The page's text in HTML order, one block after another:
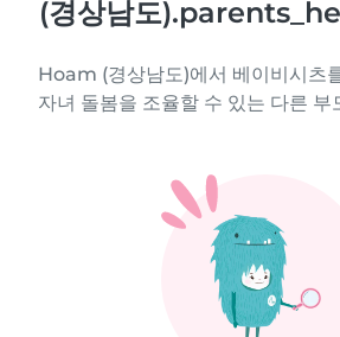
(경상남도
Hoam (경상남도)에서 베이비시츠
자녀 돌봄을 조율할 수 있는 다른 부